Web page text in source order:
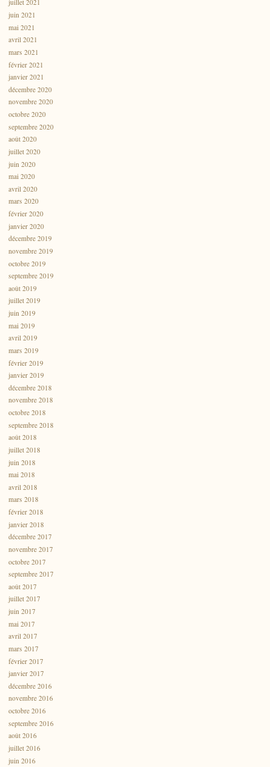
juillet 2021
juin 2021
mai 2021
avril 2021
mars 2021
février 2021
janvier 2021
décembre 2020
novembre 2020
octobre 2020
septembre 2020
août 2020
juillet 2020
juin 2020
mai 2020
avril 2020
mars 2020
février 2020
janvier 2020
décembre 2019
novembre 2019
octobre 2019
septembre 2019
août 2019
juillet 2019
juin 2019
mai 2019
avril 2019
mars 2019
février 2019
janvier 2019
décembre 2018
novembre 2018
octobre 2018
septembre 2018
août 2018
juillet 2018
juin 2018
mai 2018
avril 2018
mars 2018
février 2018
janvier 2018
décembre 2017
novembre 2017
octobre 2017
septembre 2017
août 2017
juillet 2017
juin 2017
mai 2017
avril 2017
mars 2017
février 2017
janvier 2017
décembre 2016
novembre 2016
octobre 2016
septembre 2016
août 2016
juillet 2016
juin 2016